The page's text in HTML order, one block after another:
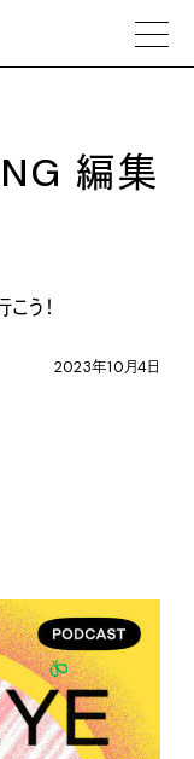
編集
う！
2023年10月4日